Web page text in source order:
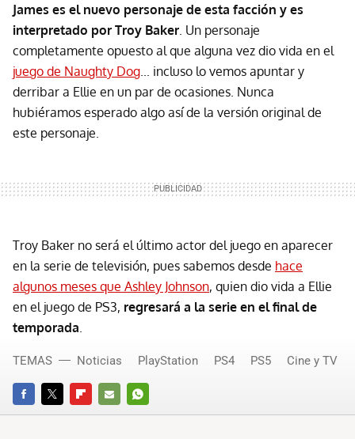
James es el nuevo personaje de esta facción y es
interpretado por Troy Baker . Un personaje
completamente opuesto al que alguna vez dio vida en el
juego de Naughty Dog ... incluso lo vemos apuntar y
derribar a Ellie en un par de ocasiones. Nunca
hubiéramos esperado algo así de la versión original de
este personaje.
Troy Baker no será el último actor del juego en aparecer
en la serie de televisión, pues sabemos desde hace
algunos meses que Ashley Johnson, quien dio vida a Ellie
en el juego de PS3, regresará a la serie en el final de
temporada
FACEBOOKTWITTERFLIPBOARD
E-
WHATSAPP
TEMAS Noticias PlayStation PS4 PS5 Cine y TV